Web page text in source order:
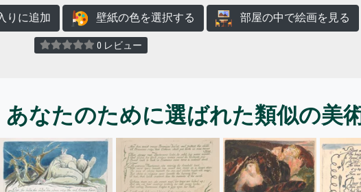
に追加 壁紙の色を選択する 部屋の中で絵画を見る
0 レビュー
あなたのために選ばれた類似の美